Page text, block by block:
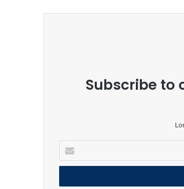
Subscribe to
your
Email